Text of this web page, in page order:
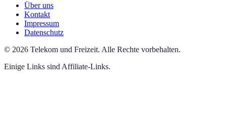
Über uns
Kontakt
Impressum
Datenschutz
© 2026 Telekom und Freizeit. Alle Rechte vorbehalten.
Einige Links sind Affiliate-Links.